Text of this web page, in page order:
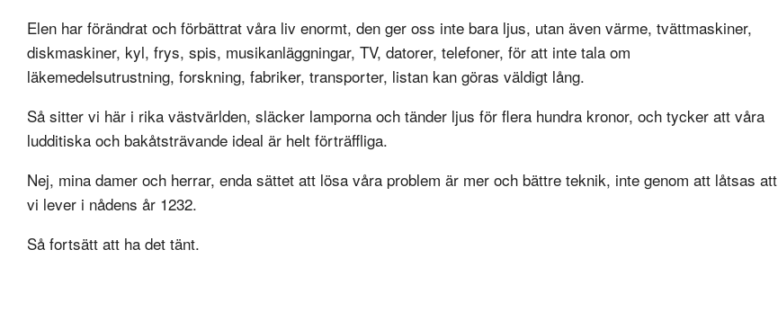
Elen har förändrat och förbättrat våra liv enormt, den ger oss inte bara ljus, utan även värme, tvättmaskiner,
diskmaskiner, kyl, frys, spis, musikanläggningar, TV, datorer, telefoner, för att inte tala om
läkemedelsutrustning, forskning, fabriker, transporter, listan kan göras väldigt lång.
Så sitter vi här i rika västvärlden, släcker lamporna och tänder ljus för flera hundra kronor, och tycker att våra
ludditiska och bakåtsträvande ideal är helt förträffliga.
Nej, mina damer och herrar, enda sättet att lösa våra problem är mer och bättre teknik, inte genom att låtsas att
vi lever i nådens år 1232.
Så fortsätt att ha det tänt.